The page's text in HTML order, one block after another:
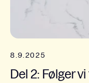
8.9.2025
Del 2: Følger